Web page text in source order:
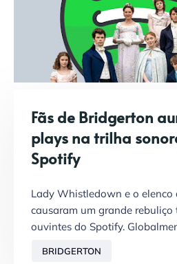
Fãs de Bridgerton
plays na trilha
Spotify
Lady Whistledown e o elenco
causaram um grande rebuliço
ouvintes do Spotify.
BRIDGERTON